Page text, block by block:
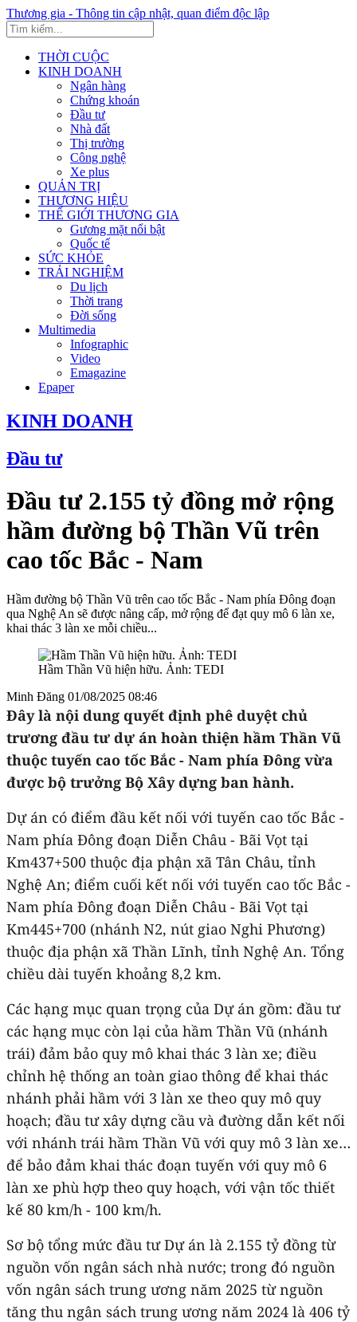
Thương gia - Thông tin cập nhật, quan điểm độc lập
THỜI CUỘC
KINH DOANH
Ngân hàng
Chứng khoán
Đầu tư
Nhà đất
Thị trường
Công nghệ
Xe plus
QUẢN TRỊ
THƯƠNG HIỆU
THẾ GIỚI THƯƠNG GIA
Gương mặt nổi bật
Quốc tế
SỨC KHỎE
TRẢI NGHIỆM
Du lịch
Thời trang
Đời sống
Multimedia
Infographic
Video
Emagazine
Epaper
KINH DOANH
Đầu tư
Đầu tư 2.155 tỷ đồng mở rộng
hầm đường bộ Thần Vũ trên
cao tốc Bắc - Nam
Hầm đường bộ Thần Vũ trên cao tốc Bắc - Nam phía Đông đoạn
qua Nghệ An sẽ được nâng cấp, mở rộng để đạt quy mô 6 làn xe,
khai thác 3 làn xe mỗi chiều...
Hầm Thần Vũ hiện hữu. Ảnh: TEDI
Minh Đăng 01/08/2025 08:46
Đây là nội dung quyết định phê duyệt chủ
trương đầu tư dự án hoàn thiện hầm Thần Vũ
thuộc tuyến cao tốc Bắc - Nam phía Đông vừa
được bộ trưởng Bộ Xây dựng ban hành.
Dự án có điểm đầu kết nối với tuyến cao tốc Bắc -
Nam phía Đông đoạn Diễn Châu - Bãi Vọt tại
Km437+500 thuộc địa phận xã Tân Châu, tỉnh
Nghệ An; điểm cuối kết nối với tuyến cao tốc Bắc -
Nam phía Đông đoạn Diễn Châu - Bãi Vọt tại
Km445+700 (nhánh N2, nút giao Nghi Phương)
thuộc địa phận xã Thần Lĩnh, tỉnh Nghệ An. Tổng
chiều dài tuyến khoảng 8,2 km.
Các hạng mục quan trọng của Dự án gồm: đầu tư
các hạng mục còn lại của hầm Thần Vũ (nhánh
trái) đảm bảo quy mô khai thác 3 làn xe; điều
chỉnh hệ thống an toàn giao thông để khai thác
nhánh phải hầm với 3 làn xe theo quy mô quy
hoạch; đầu tư xây dựng cầu và đường dẫn kết nối
với nhánh trái hầm Thần Vũ với quy mô 3 làn xe…
để bảo đảm khai thác đoạn tuyến với quy mô 6
làn xe phù hợp theo quy hoạch, với vận tốc thiết
kế 80 km/h - 100 km/h.
Sơ bộ tổng mức đầu tư Dự án là 2.155 tỷ đồng từ
nguồn vốn ngân sách nhà nước; trong đó nguồn
vốn ngân sách trung ương năm 2025 từ nguồn
tăng thu ngân sách trung ương năm 2024 là 406 tỷ